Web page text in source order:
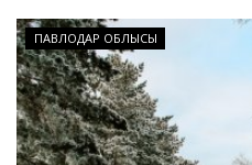
ПАВЛОДАР ОБЛЫСЫ